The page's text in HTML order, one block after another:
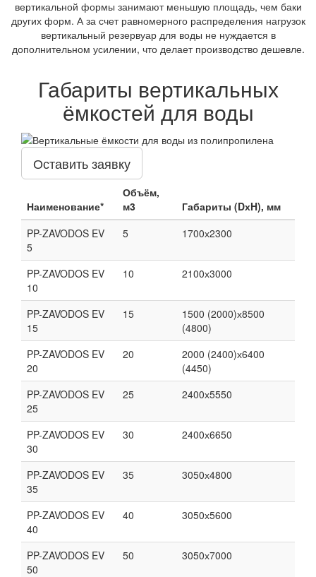
вертикальной формы занимают меньшую площадь, чем баки
других форм. А за счет равномерного распределения нагрузок
вертикальный резервуар для воды не нуждается в
дополнительном усилении, что делает производство дешевле.
Габариты вертикальных
ёмкостей для воды
Оставить заявку
Наименование*
Объём,
м3
Габариты (DхH), мм
PP-ZAVODOS EV
5
5 1700х2300
PP-ZAVODOS EV
10
10 2100х3000
PP-ZAVODOS EV
15
15
1500 (2000)х8500
(4800)
PP-ZAVODOS EV
20
20
2000 (2400)х6400
(4450)
PP-ZAVODOS EV
25
25 2400х5550
PP-ZAVODOS EV
30
30 2400х6650
PP-ZAVODOS EV
35
35 3050х4800
PP-ZAVODOS EV
40
40 3050х5600
PP-ZAVODOS EV
50
50 3050х7000